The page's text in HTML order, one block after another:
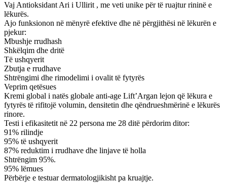
Vaj Antioksidant Ari i Ullirit , me veti unike për të ruajtur rininë e
lëkurës.
Ajo funksionon në mënyrë efektive dhe në përgjithësi në lëkurën e
pjekur:
Mbushje rrudhash
Shkëlqim dhe dritë
Të ushqyerit
Zbutja e rrudhave
Shtrëngimi dhe rimodelimi i ovalit të fytyrës
Veprim qetësues
Kremi global i natës globale anti-age Lift’Argan lejon që lëkura e
fytyrës të rifitojë volumin, densitetin dhe qëndrueshmërinë e lëkurës
rinore.
Testi i efikasitetit në 22 persona me 28 ditë përdorim ditor:
91% rilindje
95% të ushqyerit
87% reduktim i rrudhave dhe linjave të holla
Shtrëngim 95%.
95% lëmues
Përbërje e testuar dermatologjikisht pa kruajtje.